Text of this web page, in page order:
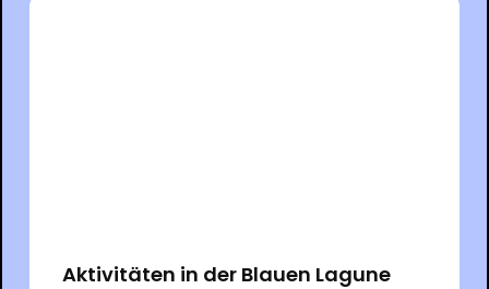
Aktivitäten in der Blauen Lagune